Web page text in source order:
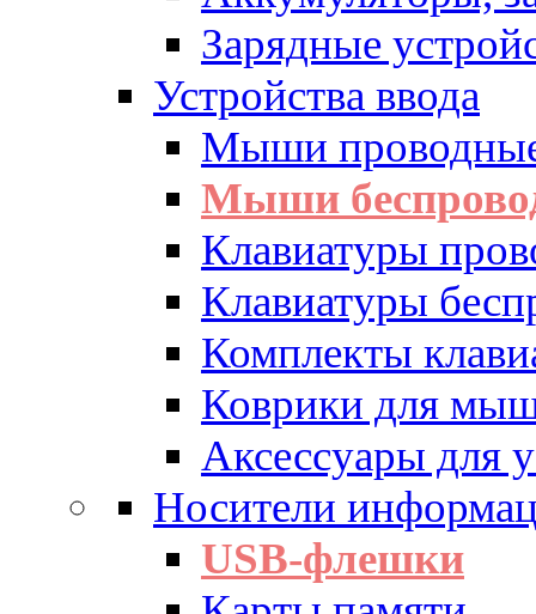
Зарядные
Устройства ввода
Мыши
Мыши
Клавиатуры
Клавиатуры
Комплекты
Коврики для
Аксессуары для
Носители
USB-флешки